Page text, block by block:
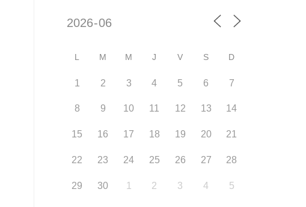
L M M J V S D
1 2 3 4 5 6 7
8 9 10 11 12 13 14
15 16 17 18 19 20 21
22 23 24 25 26 27 28
29 30 1 2 3 4 5